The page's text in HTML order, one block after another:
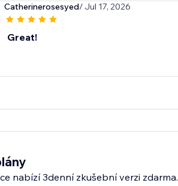
Catherinerosesyed/ Jul 17, 2026
Great!
nabízí 3denní zkušební verzi zdarma.